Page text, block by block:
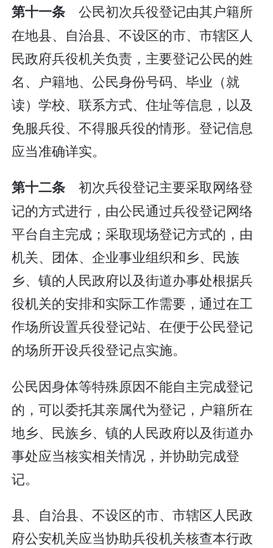
第十一条公民初次兵役登记由其户籍所
在地县、自治县、不设区的市、市辖区人
民政府兵役机关负责，主要登记公民的姓
名、户籍地、公民身份号码、毕业（就
读）学校、联系方式、住址等信息，以及
免服兵役、不得服兵役的情形。登记信息
应当准确详实。
第十二条初次兵役登记主要采取网络登
记的方式进行，由公民通过兵役登记网络
平台自主完成；采取现场登记方式的，由
机关、团体、企业事业组织和乡、民族
乡、镇的人民政府以及街道办事处根据兵
役机关的安排和实际工作需要，通过在工
作场所设置兵役登记站、在便于公民登记
的场所开设兵役登记点实施。
公民因身体等特殊原因不能自主完成登记
的，可以委托其亲属代为登记，户籍所在
地乡、民族乡、镇的人民政府以及街道办
事处应当核实相关情况，并协助完成登
记。
县、自治县、不设区的市、市辖区人民政
府公安机关应当协助兵役机关核查本行政